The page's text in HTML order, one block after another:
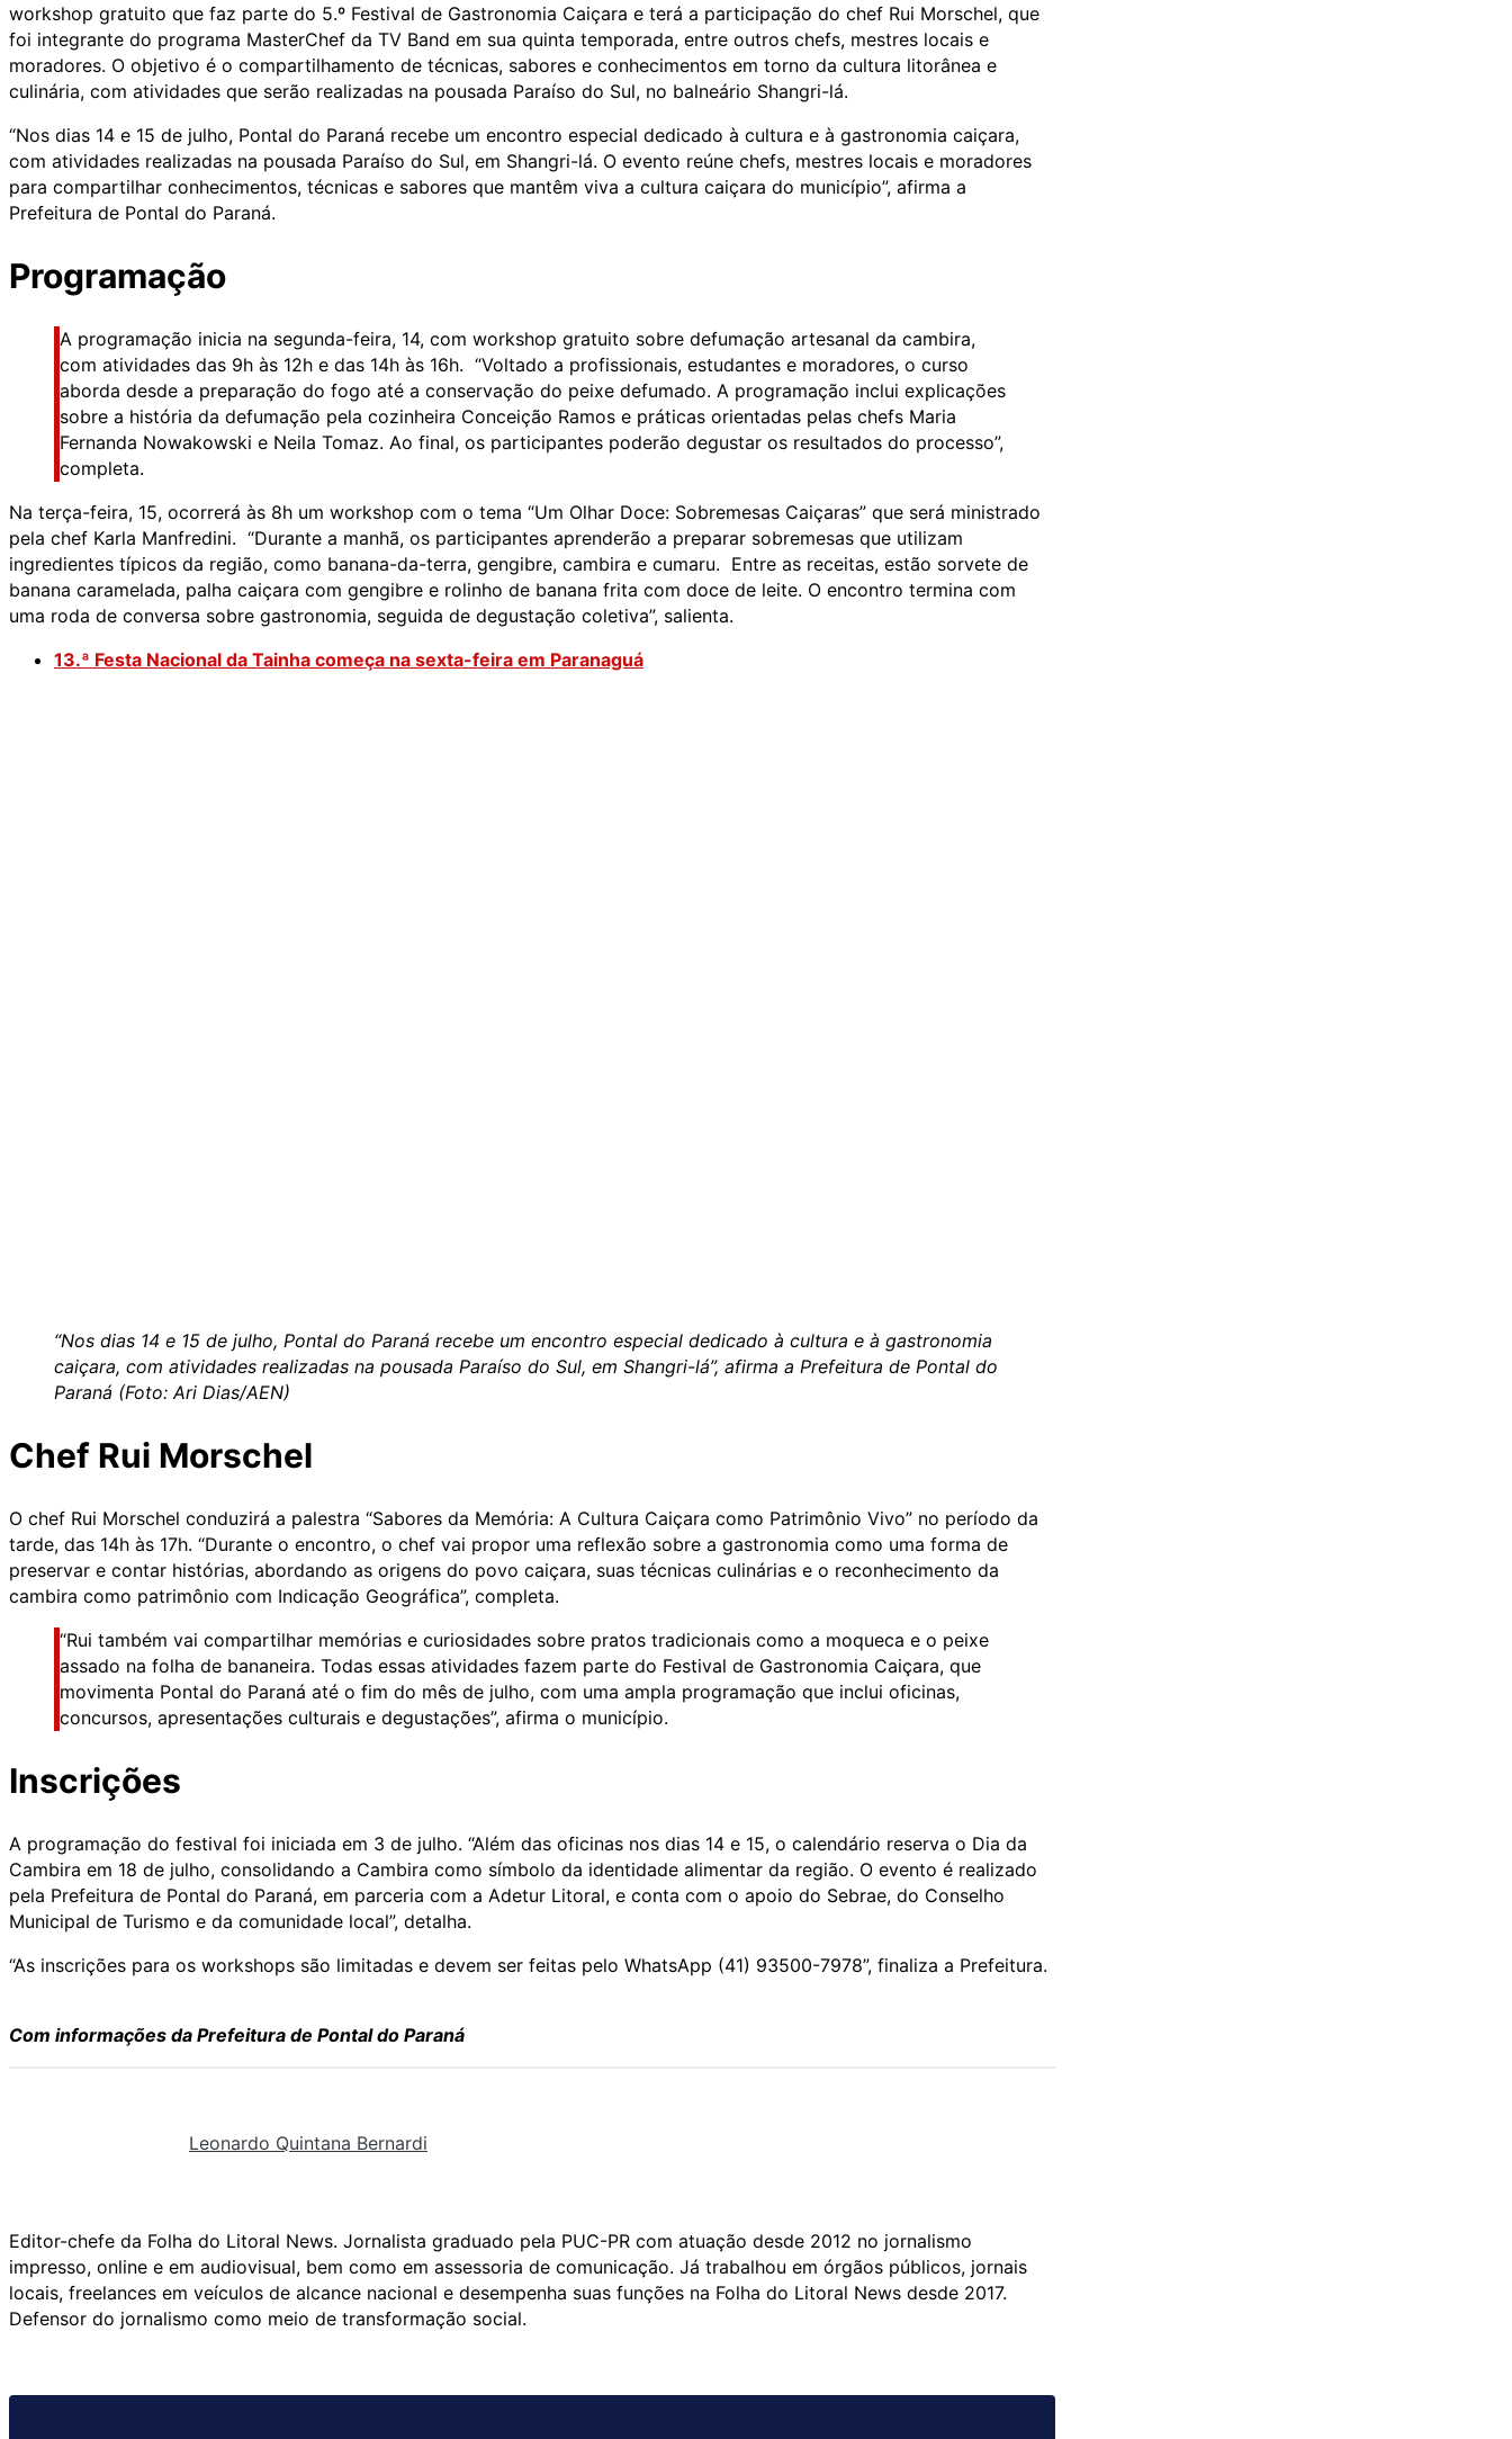
workshop gratuito que faz parte do 5.º Festival de Gastronomia Caiçara e terá a participação do chef Rui Morschel, que
foi integrante do programa MasterChef da TV Band em sua quinta temporada, entre outros chefs, mestres locais e
moradores. O objetivo é o compartilhamento de técnicas, sabores e conhecimentos em torno da cultura litorânea e
culinária, com atividades que serão realizadas na pousada Paraíso do Sul, no balneário Shangri-lá.
“Nos dias 14 e 15 de julho, Pontal do Paraná recebe um encontro especial dedicado à cultura e à gastronomia caiçara,
com atividades realizadas na pousada Paraíso do Sul, em Shangri-lá. O evento reúne chefs, mestres locais e moradores
para compartilhar conhecimentos, técnicas e sabores que mantêm viva a cultura caiçara do município”, afirma a
Prefeitura de Pontal do Paraná.
Programação
A programação inicia na segunda-feira, 14, com workshop gratuito sobre defumação artesanal da cambira,
com atividades das 9h às 12h e das 14h às 16h. “Voltado a profissionais, estudantes e moradores, o curso
aborda desde a preparação do fogo até a conservação do peixe defumado. A programação inclui explicações
sobre a história da defumação pela cozinheira Conceição Ramos e práticas orientadas pelas chefs Maria
Fernanda Nowakowski e Neila Tomaz. Ao final, os participantes poderão degustar os resultados do processo”,
completa.
Na terça-feira, 15, ocorrerá às 8h um workshop com o tema “Um Olhar Doce: Sobremesas Caiçaras” que será ministrado
pela chef Karla Manfredini. “Durante a manhã, os participantes aprenderão a preparar sobremesas que utilizam
ingredientes típicos da região, como banana-da-terra, gengibre, cambira e cumaru. Entre as receitas, estão sorvete de
banana caramelada, palha caiçara com gengibre e rolinho de banana frita com doce de leite. O encontro termina com
uma roda de conversa sobre gastronomia, seguida de degustação coletiva”, salienta.
13.ª Festa Nacional da Tainha começa na sexta-feira em Paranaguá
“Nos dias 14 e 15 de julho, Pontal do Paraná recebe um encontro especial dedicado à cultura e à gastronomia
caiçara, com atividades realizadas na pousada Paraíso do Sul, em Shangri-lá”, afirma a Prefeitura de Pontal do
Paraná (Foto: Ari Dias/AEN)
Chef Rui Morschel
O chef Rui Morschel conduzirá a palestra “Sabores da Memória: A Cultura Caiçara como Patrimônio Vivo” no período da
tarde, das 14h às 17h. “Durante o encontro, o chef vai propor uma reflexão sobre a gastronomia como uma forma de
preservar e contar histórias, abordando as origens do povo caiçara, suas técnicas culinárias e o reconhecimento da
cambira como patrimônio com Indicação Geográfica”, completa.
“Rui também vai compartilhar memórias e curiosidades sobre pratos tradicionais como a moqueca e o peixe
assado na folha de bananeira. Todas essas atividades fazem parte do Festival de Gastronomia Caiçara, que
movimenta Pontal do Paraná até o fim do mês de julho, com uma ampla programação que inclui oficinas,
concursos, apresentações culturais e degustações”, afirma o município.
Inscrições
A programação do festival foi iniciada em 3 de julho. “Além das oficinas nos dias 14 e 15, o calendário reserva o Dia da
Cambira em 18 de julho, consolidando a Cambira como símbolo da identidade alimentar da região. O evento é realizado
pela Prefeitura de Pontal do Paraná, em parceria com a Adetur Litoral, e conta com o apoio do Sebrae, do Conselho
Municipal de Turismo e da comunidade local”, detalha.
“As inscrições para os workshops são limitadas e devem ser feitas pelo WhatsApp (41) 93500-7978”, finaliza a Prefeitura.
Com informações da Prefeitura de Pontal do Paraná
Leonardo Quintana Bernardi
Editor-chefe da Folha do Litoral News. Jornalista graduado pela PUC-PR com atuação desde 2012 no jornalismo
impresso, online e em audiovisual, bem como em assessoria de comunicação. Já trabalhou em órgãos públicos, jornais
locais, freelances em veículos de alcance nacional e desempenha suas funções na Folha do Litoral News desde 2017.
Defensor do jornalismo como meio de transformação social.